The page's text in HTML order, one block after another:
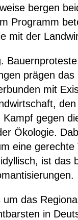
bergen
Programm
mit der
.
prägen das
mit
ft, den
Kampf gegen
Ökologie.
eine gerechte
idyllisch, ist das
en.
um das
in